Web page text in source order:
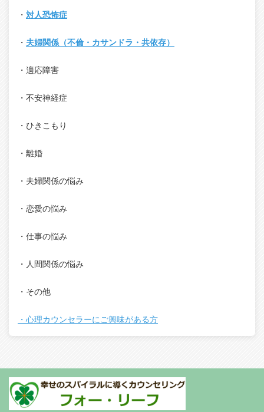
・ 対人恐怖症
・ 夫婦関係（不倫・カサンドラ・共依存）
・適応障害
・不安神経症
・ひきこもり
・離婚
・夫婦関係の悩み
・恋愛の悩み
・仕事の悩み
・人間関係の悩み
・その他
・心理カウンセラーにご興味がある方